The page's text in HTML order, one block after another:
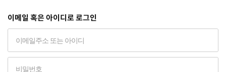
이메일 혹은 아이디로 로그인